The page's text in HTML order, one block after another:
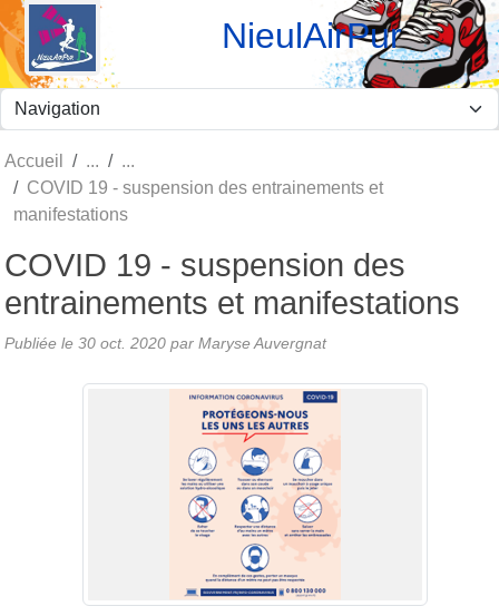
NieulAirPur
Accueil
COVID 19 - suspension des entrainements et
manifestations
COVID 19 - suspension des
entrainements et manifestations
Publiée le 30 oct. 2020 par Maryse Auvergnat
Panneau de gestion des cookies